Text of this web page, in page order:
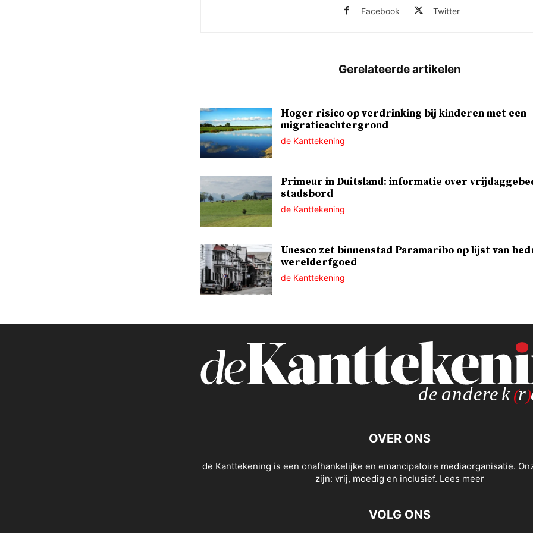
Facebook Twitter
Hoger risico op verdrinking bij kinderen met een
migratieachtergrond
de Kanttekening
Primeur in Duitsland: informatie over
stadsbord
de Kanttekening
Unesco zet binnenstad Paramaribo op lijst van
werelderfgoed
de Kanttekening
OVER ONS
de Kanttekening is een onafhankelijke en emancipatoire mediaorganisatie.
zijn: vrij, moedig en inclusief. Lees meer
VOLG ONS